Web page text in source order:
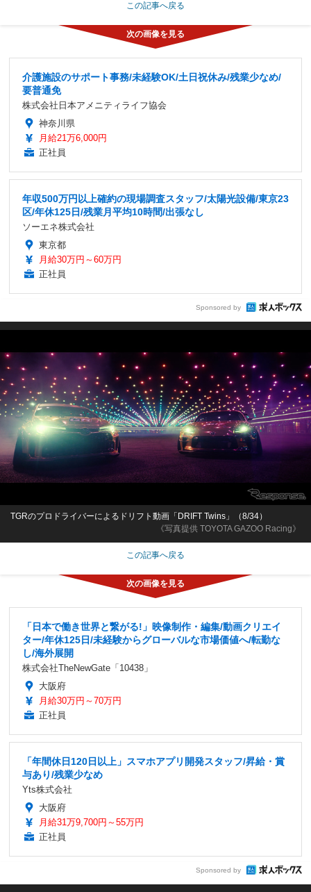
この記事へ戻る
介護施設のサポート事務/未経験OK/土日祝休み/残業少なめ/
要普通免
株式会社日本アメニティライフ協会
神奈川県
月給21万6,000円
正社員
年収500万円以上確約の現場調査スタッフ/太陽光設備/東京23
区/年休125日/残業月平均10時間/出張なし
ソーエネ株式会社
東京都
月給30万円～60万円
正社員
Sponsored by
《写真提供 TOYOTA GAZOO Racing》
TGRのプロドライバーによるドリフト動画「DRIFT Twins」（8/34）
この記事へ戻る
「日本で働き世界と繋がる!」映像制作・編集/動画クリエイ
ター/年休125日/未経験からグローバルな市場価値へ/転勤な
し/海外展開
株式会社TheNewGate「10438」
大阪府
月給30万円～70万円
正社員
「年間休日120日以上」スマホアプリ開発スタッフ/昇給・賞
与あり/残業少なめ
Yts株式会社
大阪府
月給31万9,700円～55万円
正社員
Sponsored by